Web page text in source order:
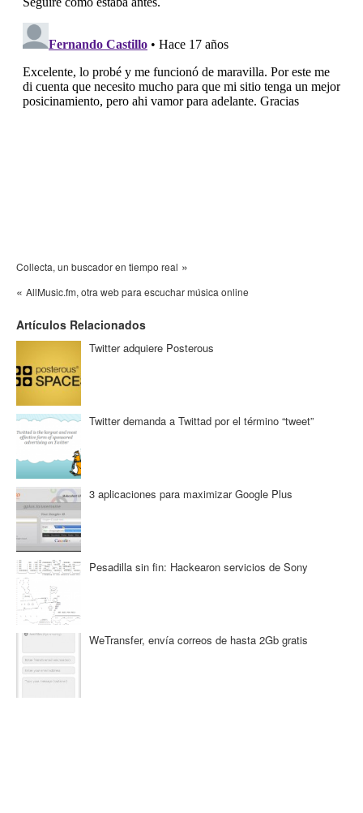
Collecta, un buscador en tiempo real »
« AllMusic.fm, otra web para escuchar música online
Artículos Relacionados
Twitter adquiere Posterous
Twitter demanda a Twittad por el término “tweet”
3 aplicaciones para maximizar Google Plus
Pesadilla sin fin: Hackearon servicios de Sony
WeTransfer, envía correos de hasta 2Gb gratis